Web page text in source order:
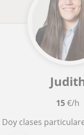
15€/h
Doy clases particulares a alumnos de primaria, ESO, Bachillerato y estudiantes de